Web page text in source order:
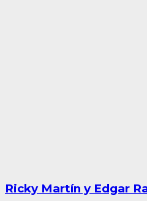
Ricky Martín y Edgar